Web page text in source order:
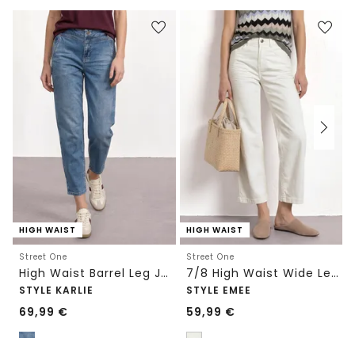
HIGH WAIST
Street One
High Waist Barrel Leg Jeans im Loose Fit
STYLE KARLIE
69,99 €
HIGH WAIST
Street One
7/8 High Waist Wide Leg Jeans im Loose Fit
STYLE EMEE
59,99 €